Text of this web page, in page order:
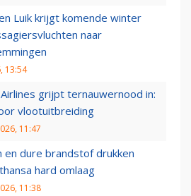
Luik krijgt komende winter
naar
13:54
grijpt ternauwernood in:
vlootuitbreiding
11:47
en dure brandstof drukken
hard omlaag
11:38